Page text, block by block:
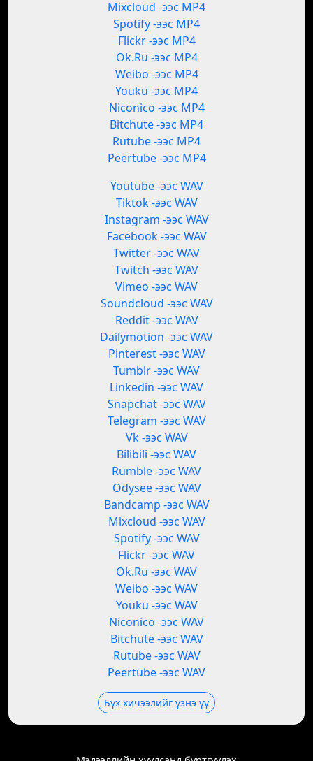
Mixcloud -ээс MP4
Spotify -ээс MP4
Flickr -ээс MP4
Ok.Ru -ээс MP4
Weibo -ээс MP4
Youku -ээс MP4
Niconico -ээс MP4
Bitchute -ээс MP4
Rutube -ээс MP4
Peertube -ээс MP4
Youtube -ээс WAV
Tiktok -ээс WAV
Instagram -ээс WAV
Facebook -ээс WAV
Twitter -ээс WAV
Twitch -ээс WAV
Vimeo -ээс WAV
Soundcloud -ээс WAV
Reddit -ээс WAV
Dailymotion -ээс WAV
Pinterest -ээс WAV
Tumblr -ээс WAV
Linkedin -ээс WAV
Snapchat -ээс WAV
Telegram -ээс WAV
Vk -ээс WAV
Bilibili -ээс WAV
Rumble -ээс WAV
Odysee -ээс WAV
Bandcamp -ээс WAV
Mixcloud -ээс WAV
Spotify -ээс WAV
Flickr -ээс WAV
Ok.Ru -ээс WAV
Weibo -ээс WAV
Youku -ээс WAV
Niconico -ээс WAV
Bitchute -ээс WAV
Rutube -ээс WAV
Peertube -ээс WAV
Бүх хичээлийг үзнэ үү